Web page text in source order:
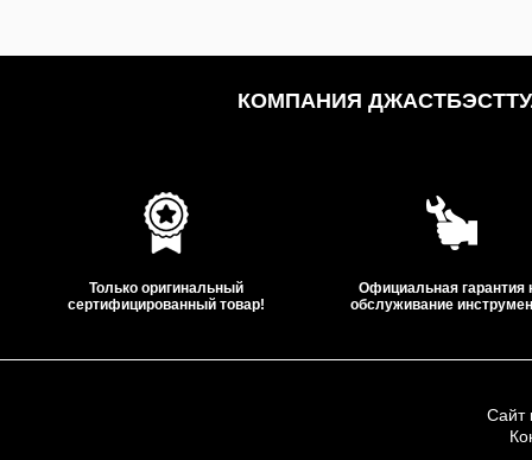
КОМПАНИЯ
Только оригинальный
сертифицированный товар!
Официальная гарантия
обслуживание
Сайт